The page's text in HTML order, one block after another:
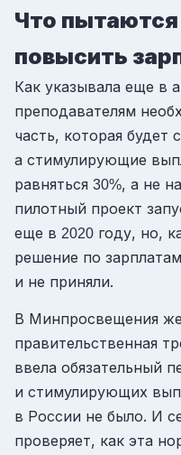
Что
повысить
Как указывала еще в
преподавателям
часть, которая будет
а стимулирующие
равняться 30%, а не
пилотный проект
еще в 2020 году, но,
решение по
и не приняли.
В Минпросвещения
правительственная
ввела обязательный
и стимулирующих
в России не было. И
проверяет, как эта